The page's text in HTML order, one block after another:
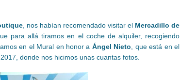
, nos habían recomendado visitar el Mercadillo de
para allá tiramos en el coche de alquiler, recogiendo
en el Mural en honor a Ángel Nieto , que está en el
donde nos hicimos unas cuantas fotos.